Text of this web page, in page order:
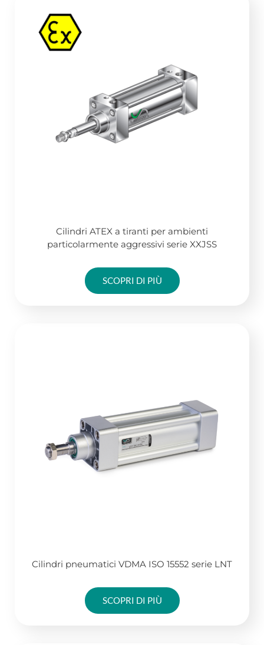
Cilindri ATEX a tiranti per ambienti
particolarmente aggressivi serie XXJSS
SCOPRI DI PIÙ
Cilindri pneumatici VDMA ISO 15552 serie LNT
SCOPRI DI PIÙ